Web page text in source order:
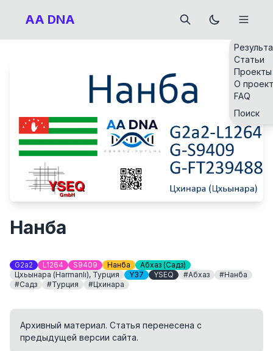
AA DNA
Статьи
Проекты
О
FAQ
Поиск
Нанба
G2a2 L1264 S9409 Нанба
Абхаз (Садз)
Цхьынара (Harmanlı), Турция
Y37 YSEQ #Абхаз
#Нанба
#Садз
#Турция #Цхинара
Архивный материал. Статья перенесена с
предыдущей версии сайта.